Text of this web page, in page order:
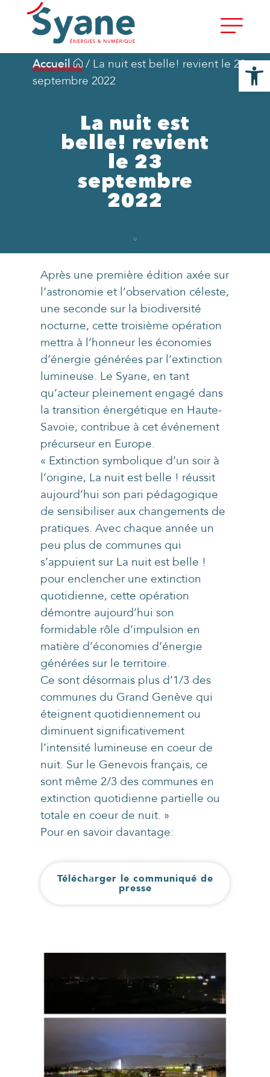
Accueil / La nuit est belle! revient le 23
septembre 2022
La nuit est
belle! revient
le 23
septembre
2022
Après une première édition axée sur
l’astronomie et l’observation céleste,
une seconde sur la biodiversité
nocturne, cette troisième opération
mettra à l’honneur les économies
d’énergie générées par l’extinction
lumineuse. Le Syane, en tant
qu’acteur pleinement engagé dans
la transition énergétique en Haute-
Savoie, contribue à cet événement
précurseur en Europe.
« Extinction symbolique d’un soir à
l’origine, La nuit est belle ! réussit
aujourd’hui son pari pédagogique
de sensibiliser aux changements de
pratiques. Avec chaque année un
peu plus de communes qui
s’appuient sur La nuit est belle !
pour enclencher une extinction
quotidienne, cette opération
démontre aujourd’hui son
formidable rôle d’impulsion en
matière d’économies d’énergie
générées sur le territoire.
Ce sont désormais plus d’1/3 des
communes du Grand Genève qui
éteignent quotidiennement ou
diminuent significativement
l’intensité lumineuse en coeur de
nuit. Sur le Genevois français, ce
sont même 2/3 des communes en
extinction quotidienne partielle ou
totale en coeur de nuit. »
Pour en savoir davantage:
Télécharger le communiqué de
presse
Ouvrir